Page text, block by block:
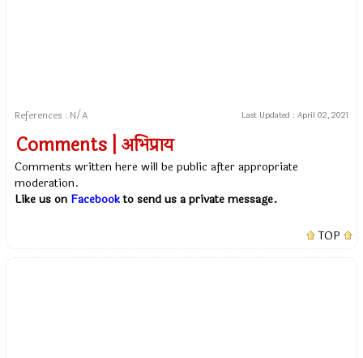
References : N/A Last Updated : April 02, 2021
Comments | अभिप्राय
Comments written here will be public after appropriate
moderation.
Like us on Facebookto send us a private message.
TOP